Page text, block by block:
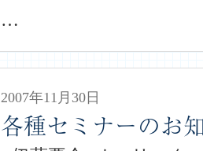
…
2007年11月30日
各種セミナーのお